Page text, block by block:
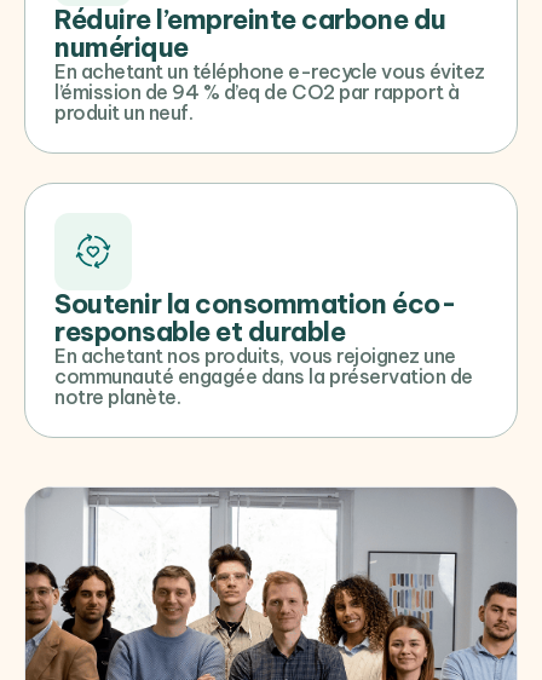
Réduire l’empreinte carbone du
numérique
En achetant un téléphone e-recycle vous évitez
l’émission de 94 % d’eq de CO2 par rapport à
produit un neuf.
Soutenir la consommation éco-
responsable et durable
En achetant nos produits, vous rejoignez une
communauté engagée dans la préservation de
notre planète.